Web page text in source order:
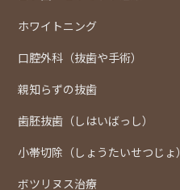
ホワイトニング
口腔外科（抜歯や手術）
親知らずの抜歯
歯胚抜歯（しはいばっし）
小帯切除（しょうたいせつじょ）
ボツリヌス治療